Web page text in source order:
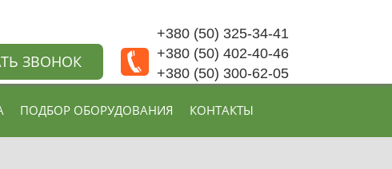
ЗВОНОК
+380 (50) 325-34-41
+380 (50) 402-40-46
+380 (50) 300-62-05
ПОДБОР ОБОРУДОВАНИЯ КОНТАКТЫ